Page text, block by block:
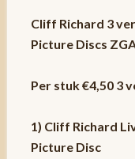
Cliff Richard 3
Picture Discs
Per stuk €4,50 3
1) Cliff Richard
Picture Disc